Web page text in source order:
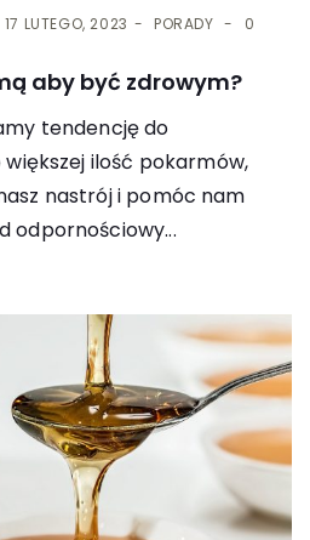
17 LUTEGO, 2023 PORADY
0
aby być zdrowym?
tendencję do
większej ilość pokarmów,
nastrój i pomóc nam
odpornościowy...